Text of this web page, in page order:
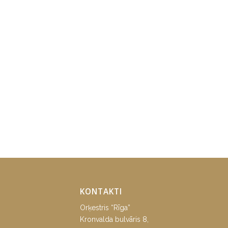
KONTAKTI
Orķestris “Rīga”
Kronvalda bulvāris 8,